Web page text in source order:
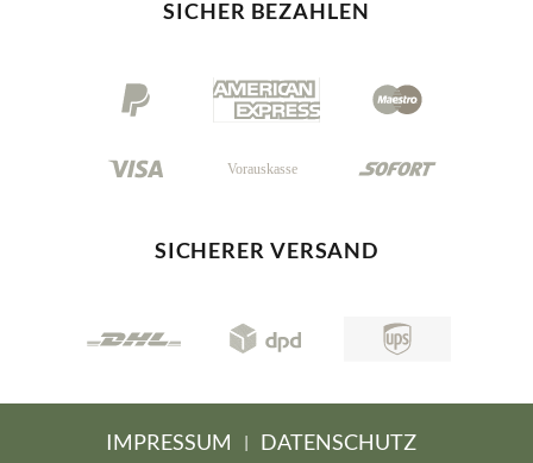
SICHER BEZAHLEN
SICHERER VERSAND
IMPRESSUM | DATENSCHUTZ